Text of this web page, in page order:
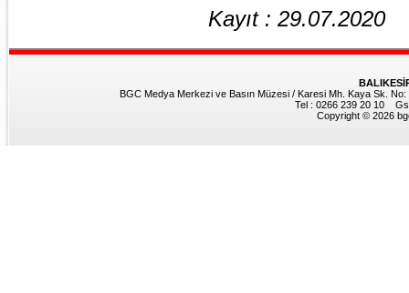
Kayıt : 29.07.2020
BGC Medya Merkezi ve Basın Müzesi / Karesi Mh. Kaya Sk.
Tel : 0266 239 20 10
Copyright © 2026